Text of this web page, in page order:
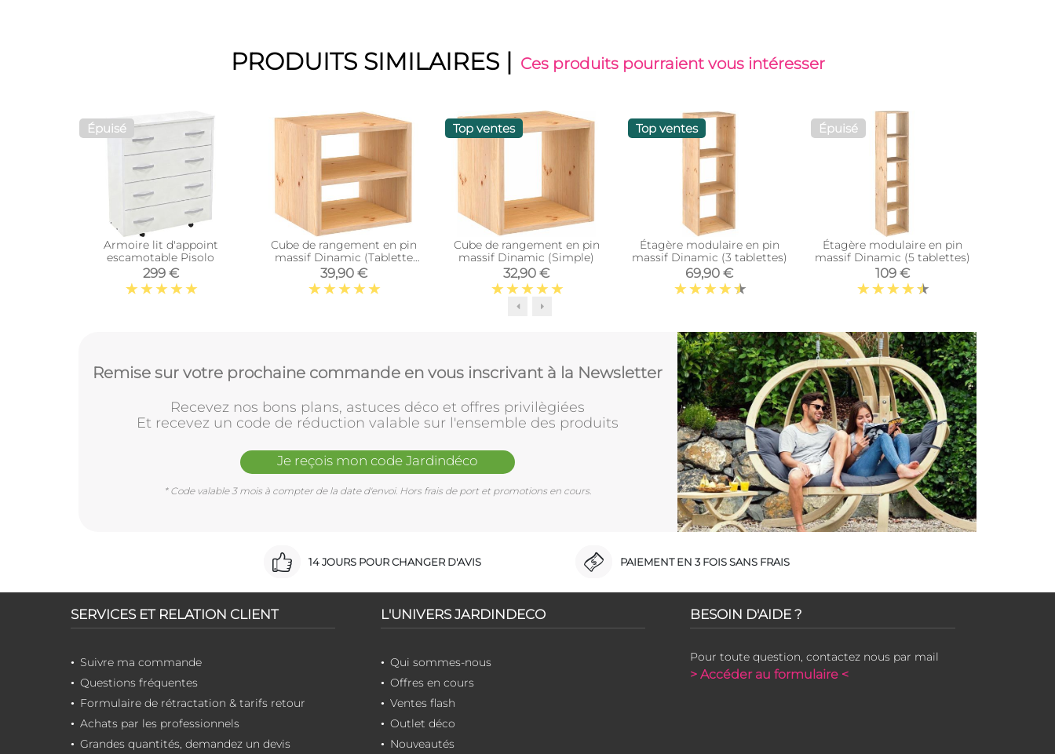
PRODUITS SIMILAIRES | Ces produits pourraient vous intéresser
Épuisé
Armoire lit d'appoint
escamotable Pisolo
299 €
Cube de rangement en pin
massif Dinamic (Tablette
intermédiaire)
39,90 €
Top ventes
Cube de rangement en pin
massif Dinamic (Simple)
32,90 €
Top ventes
Étagère modulaire en pin
massif Dinamic (3 tablettes)
69,90 €
Épuisé
Étagère modulaire en pin
massif Dinamic (5 tablettes)
109 €
Remise sur votre prochaine commande en vous inscrivant à la Newsletter
Recevez nos bons plans, astuces déco et offres privilègiées
Et recevez un code de réduction valable sur l'ensemble des produits
Je reçois mon code Jardindéco
* Code valable 3 mois à compter de la date d'envoi. Hors frais de port et promotions en cours.
14 JOURS POUR CHANGER D'AVIS PAIEMENT EN 3 FOIS SANS FRAIS
SERVICES ET RELATION CLIENT
Suivre ma commande
Questions fréquentes
Formulaire de rétractation & tarifs retour
Achats par les professionnels
Grandes quantités, demandez un devis
L'UNIVERS JARDINDECO
Qui sommes-nous
Offres en cours
Ventes flash
Outlet déco
Nouveautés
BESOIN D'AIDE ?
Pour toute question, contactez nous par mail
> Accéder au formulaire <